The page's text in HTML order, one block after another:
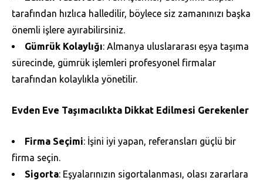
tarafından hızlıca halledilir, böylece siz zamanınızı başka
önemli işlere ayırabilirsiniz.
Gümrük Kolaylığı: Almanya uluslararası eşya taşıma
sürecinde, gümrük işlemleri profesyonel firmalar
tarafından kolaylıkla yönetilir.
Evden Eve Taşımacılıkta Dikkat Edilmesi Gerekenler
Firma Seçimi: İşini iyi yapan, referansları güçlü bir
firma seçin.
Sigorta: Eşyalarınızın sigortalanması, olası zararlara